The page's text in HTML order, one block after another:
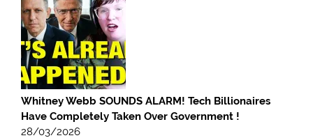
Whitney Webb SOUNDS ALARM! Tech Billionaires
Have Completely Taken Over Government !
28/03/2026